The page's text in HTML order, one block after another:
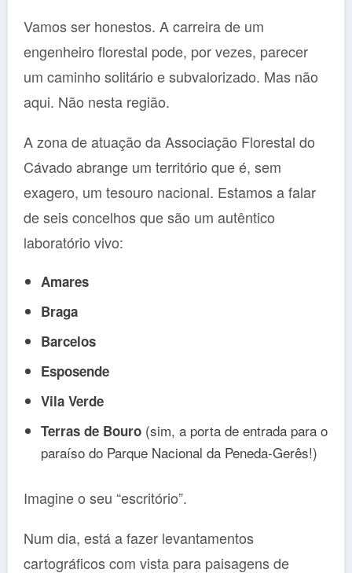
Vamos ser honestos. A carreira de um
engenheiro florestal pode, por vezes, parecer
um caminho solitário e subvalorizado. Mas não
aqui. Não nesta região.
A zona de atuação da Associação Florestal do
Cávado abrange um território que é, sem
exagero, um tesouro nacional. Estamos a falar
de seis concelhos que são um autêntico
laboratório vivo:
Amares
Braga
Barcelos
Esposende
Vila Verde
Terras de Bouro (sim, a porta de entrada para o
paraíso do Parque Nacional da Peneda-Gerês!)
Imagine o seu “escritório”.
Num dia, está a fazer levantamentos
cartográficos com vista para paisagens de